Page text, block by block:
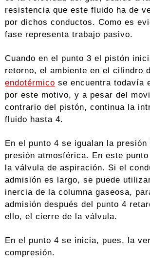
resistencia que este fluido ha de
por dichos conductos. Como es
fase representa trabajo pasivo.
Cuando en el punto 3 el pistón
retorno, el ambiente en el cilindro
endotérmico se encuentra todavía
por este motivo, y a pesar del
contrario del pistón, continua la
fluido hasta 4.
En el punto 4 se igualan la
presión atmosférica. En este
la válvula de aspiración. Si el
admisión es largo, se puede
inercia de la columna gaseosa,
admisión después del punto 4
ello, el cierre de la válvula.
En el punto 4 se inicia, pues, la
compresión.